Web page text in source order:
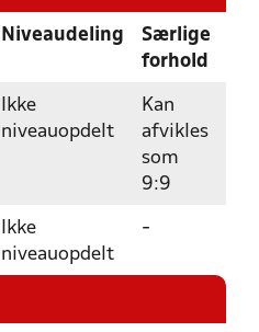
Niveaudeling
Særlige
forhold
Ikke
niveauopdelt
Kan
afvikles
som
9:9
Ikke
niveauopdelt
-